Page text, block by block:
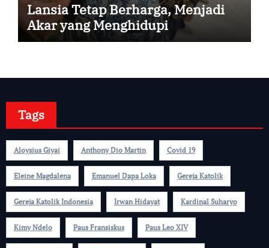
Lansia Tetap Berharga, Menjadi
Akar yang Menghidupi
Tags
Aloysius Giyai Anthony Dio Martin Covid 19
Eleine Magdalena Emanuel Dapa Loka Gereja Katolik
Gereja Katolik Indonesia Irwan Hidayat Kardinal Suharyo
Kimy Ndelo Paus Fransiskus Paus Leo XIV